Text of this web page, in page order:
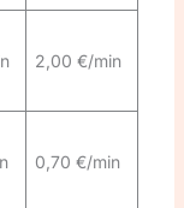
2,00 €/min
0,70 €/min